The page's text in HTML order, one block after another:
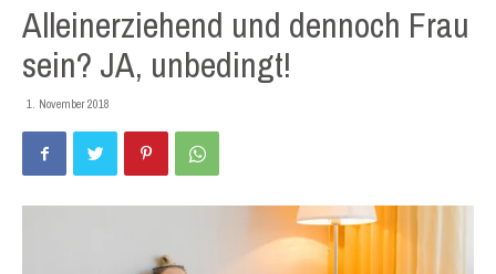
Alleinerziehend und dennoch Frau
sein? JA, unbedingt!
1. November 2018